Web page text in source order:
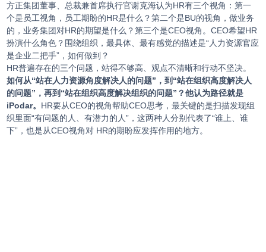
方正集团董事、总裁兼首席执行官谢克海认为HR有三个视角：第一
个是员工视角，员工期盼的HR是什么？第二个是BU的视角，做业务
的，业务集团对HR的期望是什么？第三个是CEO视角。CEO希望HR
扮演什么角色？围绕组织，最具体、最有感觉的描述是“人力资源官应
是企业二把手”，如何做到？
HR普遍存在的三个问题，站得不够高、观点不清晰和行动不坚决。
如何从“站在人力资源角度解决人的问题”，到“站在组织高度解决人
的问题”，再到“站在组织高度解决组织的问题”？他认为路径就是
iPodar。 HR要从CEO的视角帮助CEO思考，最关键的是扫描发现组
织里面“有问题的人、有潜力的人”，这两种人分别代表了“谁上、谁
下”，也是从CEO视角对 HR的期盼应发挥作用的地方。